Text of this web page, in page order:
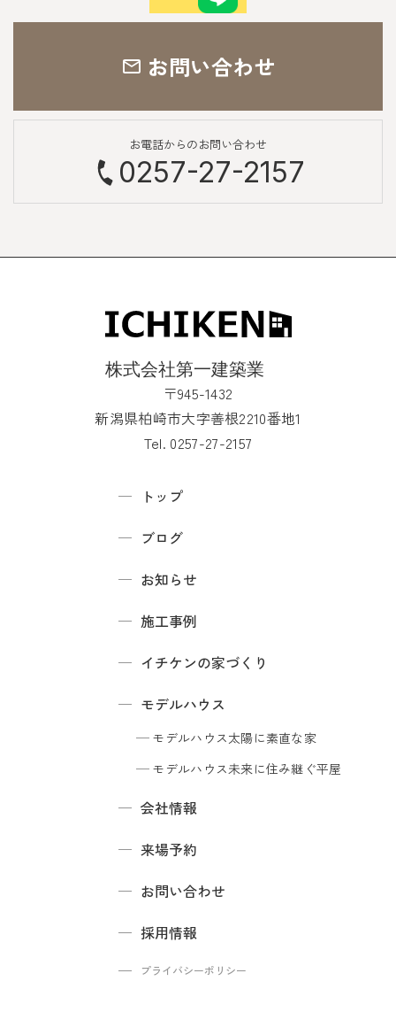
お問い合わせ
お電話からのお問い合わせ
0257-27-2157
〒945-1432
新潟県柏崎市大字善根2210番地1
Tel. 0257-27-2157
トップ
ブログ
お知らせ
施工事例
イチケンの家づくり
モデルハウス
モデルハウス太陽に素直な家
モデルハウス未来に住み継ぐ平屋
会社情報
来場予約
お問い合わせ
採用情報
プライバシーポリシー